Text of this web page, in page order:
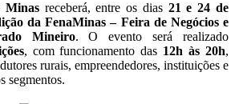
Minasreceberá, entre os dias 21 e 24 de
da FenaMinas – Feira de Negócios e
Mineiro. O evento será realizado
, com funcionamento das 12h às 20h,
rurais, empreendedores, instituições e
segmentos.